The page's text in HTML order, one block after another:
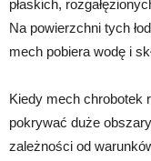
płaskich,
Na powierzchni tych
mech pobiera wodę i
Kiedy mech chrobotek
pokrywać duże
zależności od